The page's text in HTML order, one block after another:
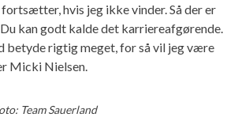
hvis jeg ikke vinder. Så der er
kan godt kalde det karriereafgørende.
betyde rigtig meget, for så vil jeg være
Micki Nielsen.
Team Sauerland